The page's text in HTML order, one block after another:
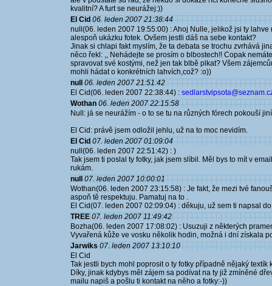
kvalitní? A furt se neurážej:))
El Cid 06. leden 2007 21:38:44
null(06. leden 2007 19:55:00) : Ahoj Nulle, jelikož jsi ty
alespoň ukázku fotek. Ovšem jestli dáš na sebe kontakt?
Jinak si chlapi fakt myslím, že ta debata se trochu zvrhává
něco řekl: ,, Nehádejte se prosím o blbostech!! Copak
spravovat své kostými, než jen tak blbě plkat? Všem
mohli hádat o konkrétních lahvích,což? :o))
null 06. leden 2007 21:51:42
El Cid(06. leden 2007 22:38:44) :
Wothan 06. leden 2007 22:15:58
Null: já se neurážím - o to se tu na různých fórech pokouší
El Cid: právě jsem odložil jehlu, už na to moc nevidím.
El Cid 07. leden 2007 01:09:04
null(06. leden 2007 22:51:42) : )
Tak jsem ti poslal ty fotky, jak jsem slíbil. Měl bys to mít v
rukám.
null 07. leden 2007 10:00:01
Wothan(06. leden 2007 23:15:58) : Je fakt, že mezi tvé
aspoň tě respektuju. Pamatuj na to .
El Cid(07. leden 2007 02:09:04) : děkuju, už sem ti napsal
TREE 07. leden 2007 11:49:42
Bozha(06. leden 2007 17:08:02) : Usuzuji z některých
Vyvařená kůže ve vosku několik hodin, možná i dní získala
Jarwiks 07. leden 2007 13:10:10
El Cid
Tak jestli bych mohl poprosit o ty fotky případně nějaký
Díky, jinak kdybys měl zájem sa podívat na ty již zmíněné
mailu napiš a pošlu ti kontakt na něho a fotky:-))